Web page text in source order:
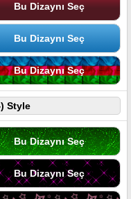
Bu Dizaynı Seç
Bu Dizaynı Seç
Bu Dizaynı Seç
Style
Bu Dizaynı Seç
Bu Dizaynı Seç